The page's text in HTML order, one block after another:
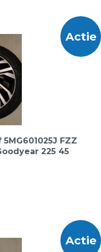
Actie
FZZ
225 45
Actie